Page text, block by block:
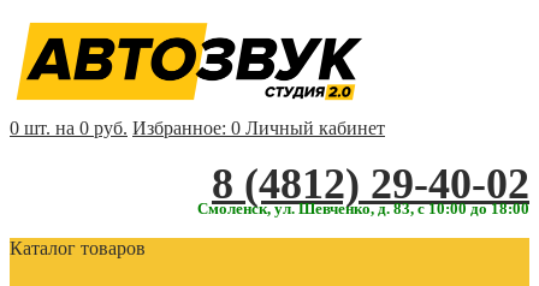
0 шт. на 0 руб. Избранное: 0 Личный кабинет
‎‎8 (4812) 29-40-02
Смоленск, ул. Шевченко, д. 83, с 10:00 до 18:00
Каталог товаров